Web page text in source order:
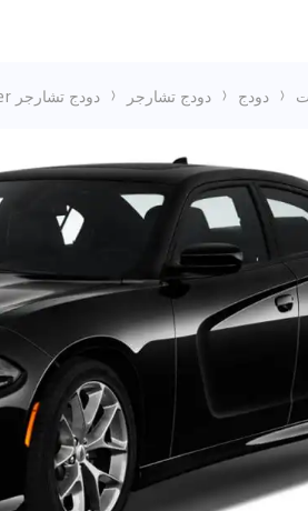
دودج دودج تشارجر دودج تشارجر G/T Plus V6 3.6L ”LAST CALL” , 2023 GCC , 0Km , With 3 Years Or 60K Km Warranty @Official Dealer